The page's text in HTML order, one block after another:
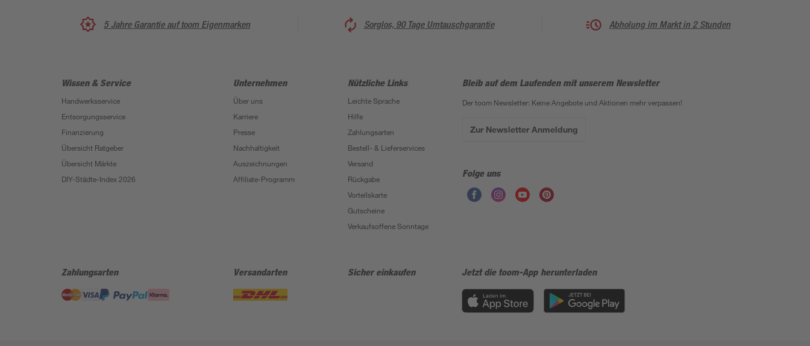
5 Jahre Garantie auf toom Eigenmarken Sorglos, 90 Tage Umtauschgarantie Abholung im Markt in 2 Stunden
Wissen & Service
Handwerksservice
Entsorgungsservice
Finanzierung
Übersicht Ratgeber
Übersicht Märkte
DIY-Städte-Index 2026
Unternehmen
Über uns
Karriere
Presse
Nachhaltigkeit
Auszeichnungen
Affiliate-Programm
Nützliche Links
Leichte Sprache
Hilfe
Zahlungsarten
Bestell- & Lieferservices
Versand
Rückgabe
Vorteilskarte
Gutscheine
Verkaufsoffene Sonntage
Bleib auf dem Laufenden mit unserem Newsletter
Der toom Newsletter: Keine Angebote und Aktionen mehr verpassen!
Zur Newsletter Anmeldung
Folge uns
Zahlungsarten Versandarten Sicher einkaufen Jetzt die toom-App herunterladen